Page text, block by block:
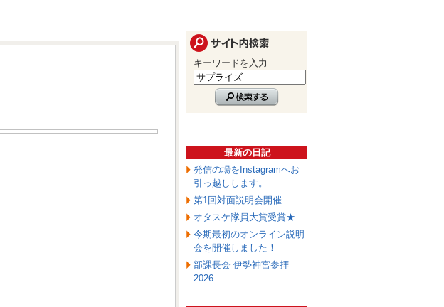
キーワードを入力
最新の日記
発信の場をInstagramへお
引っ越しします。
第1回対面説明会開催
オタスケ隊員大賞受賞★
今期最初のオンライン説明
会を開催しました！
部課長会 伊勢神宮参拝
2026